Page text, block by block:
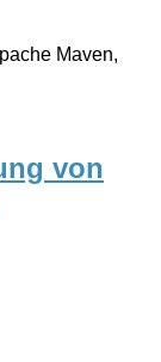
Maven,
von